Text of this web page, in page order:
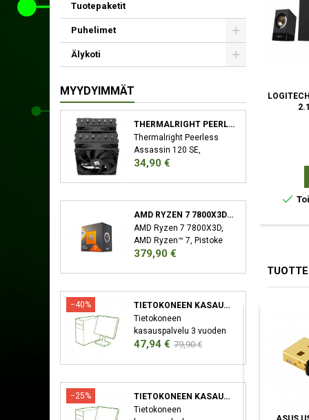
Tuotepaketit
Puhelimet
Älykoti
MYYDYIMMÄT
THERMALRIGHT PEERLESS ASSASSIN 120 SE SUORITIN JÄÄHDYTYSLEVY/JÄÄHDYTIN 12 CM MUSTA
Thermalright Peerless
Assassin 120 SE,
Jäähdytyslevy/jäähdytin,
Hinta
34,90 €
AMD RYZEN 7 7800X3D SUORITIN 4,2 GHZ 96 MB L3 LAATIKKO
AMD Ryzen 7 7800X3D,
AMD Ryzen™ 7, Pistoke
AM5, 5 nm, AMD,
Hinta
379,90 €
−40%
TIETOKONEEN KASAUSPALVELU
Tietokoneen
kasauspalvelu 3 vuoden
takuu XMP/EXPO
Hinta
47,94 € Normaali
79,90 €
−25%
TIETOKONEEN KASAUSPALVELU SEKÄ KÄYTTÖJÄRJESTELMÄN ASENNUS
Tietokoneen
